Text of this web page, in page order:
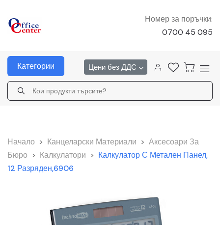
Номер за поръчки:
0700 45 095
Категории Цени без ДДС
Начало > Канцеларски Материали > Аксесоари За
Бюро > Калкулатори > Калкулатор С Метален Панел,
12 Разряден,6906